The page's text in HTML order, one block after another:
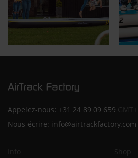
Appelez-nous: +31 24 89 09 659 GMT+1
Nous écrire: info@airtrackfactory.com
Info
Shop